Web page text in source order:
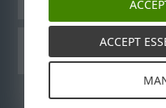
Други
1992-2026ESET, spol.
ACCEPT